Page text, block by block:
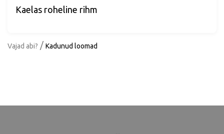
Kaelas roheline rihm
Vajad abi? / Kadunud loomad